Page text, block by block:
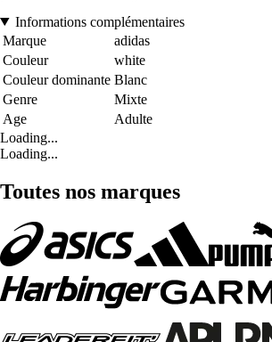
Informations complémentaires
Marque
adidas
Couleur
white
Couleur dominante Blanc
Genre
Mixte
Age
Adulte
Loading...
Loading...
Toutes nos marques